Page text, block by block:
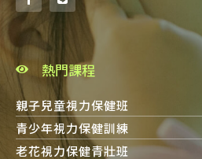
熱門課程
親子兒童視力保健班
青少年視力保健訓練
老花視力保健青壯班